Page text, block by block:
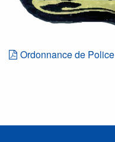
Ordonnance de Police